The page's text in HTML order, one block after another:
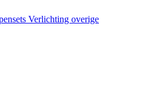
Verlichting overige